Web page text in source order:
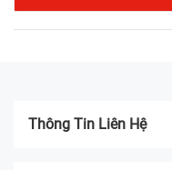
Thông Tin Liên Hệ